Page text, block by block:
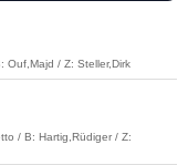
Ouf,Majd / Z: Steller,Dirk
/ B: Hartig,Rüdiger / Z: